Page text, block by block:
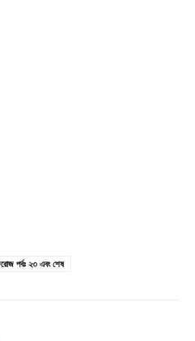
পর্বঃ ২৩ এবং শেষ